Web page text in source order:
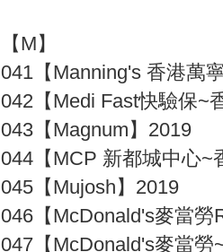
【M】
041【Manning's 香港萬
042【Medi Fast快驗保~
043【Magnum】2019
044【MCP 新都城中心~
045【Mujosh】2019
046【McDonald's麥當勞
047【McDonald's麥當勞